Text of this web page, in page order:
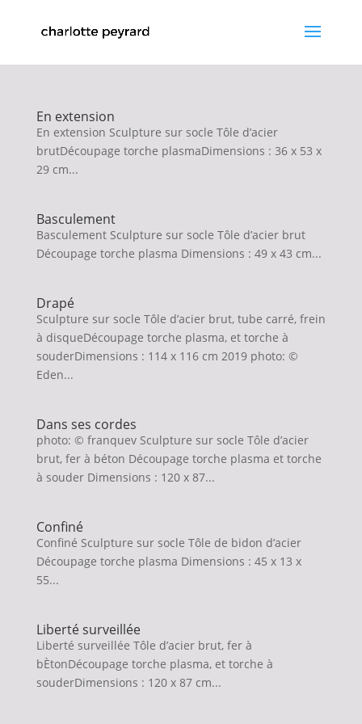
En extension
En extension Sculpture sur socle Tôle d’acier
brutDécoupage torche plasmaDimensions : 36 x 53 x
29 cm...
Basculement
Basculement Sculpture sur socle Tôle d’acier brut
Découpage torche plasma Dimensions : 49 x 43 cm...
Drapé
Sculpture sur socle Tôle d’acier brut, tube carré, frein
à disqueDécoupage torche plasma, et torche à
souderDimensions : 114 x 116 cm 2019 photo: ©
Eden...
Dans ses cordes
photo: © franquev Sculpture sur socle Tôle d’acier
brut, fer à béton Découpage torche plasma et torche
à souder Dimensions : 120 x 87...
Confiné
Confiné Sculpture sur socle Tôle de bidon d’acier
Découpage torche plasma Dimensions : 45 x 13 x
55...
Liberté surveillée
Liberté surveillée Tôle d’acier brut, fer à
bÈtonDécoupage torche plasma, et torche à
souderDimensions : 120 x 87 cm...